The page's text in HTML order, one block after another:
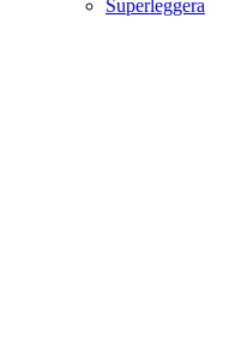
Superleggera